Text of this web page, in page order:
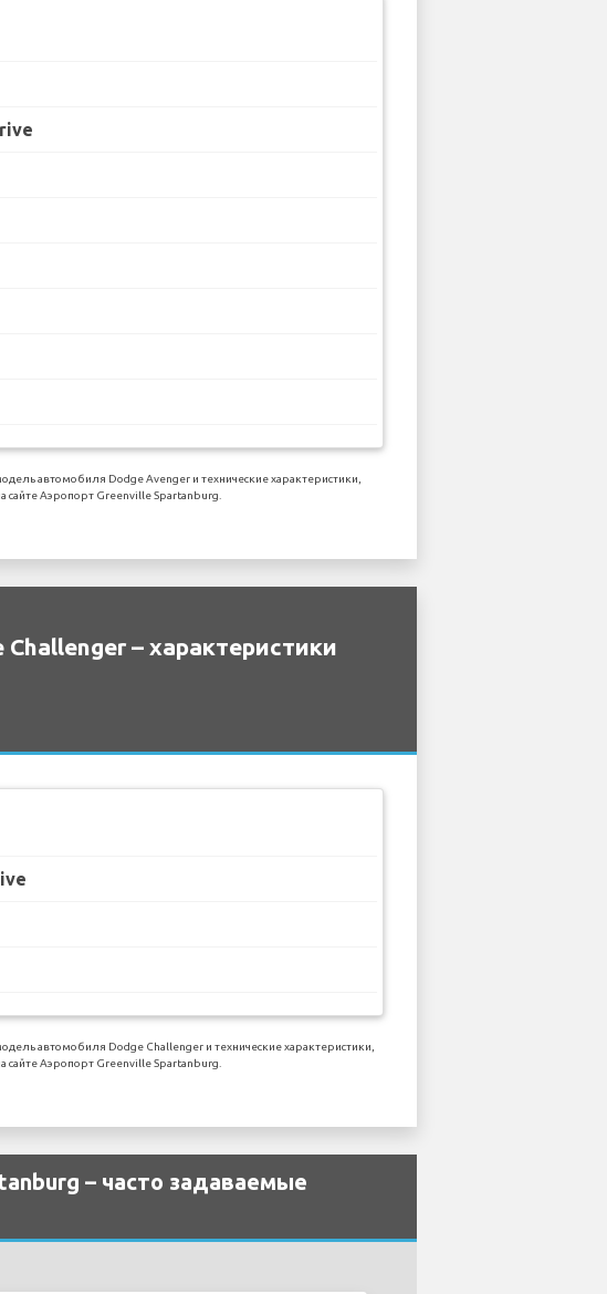
автомобиля Dodge Avenger и технические характеристики,
Аэропорт Greenville Spartanburg.
– характеристики
автомобиля Dodge Challenger и технические характеристики,
Аэропорт Greenville Spartanburg.
– часто задаваемые